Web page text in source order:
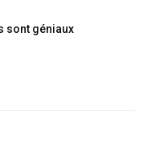
sont géniaux